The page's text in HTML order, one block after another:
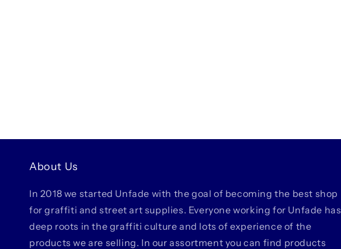
About Us
In 2018 we started Unfade with the goal of becoming the best shop
for graffiti and street art supplies. Everyone working for Unfade has
deep roots in the graffiti culture and lots of experience of the
products we are selling. In our assortment you can find products